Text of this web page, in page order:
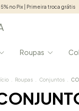
no Pix | Primeira troca grátis
Roupas
Roupas Conjuntos